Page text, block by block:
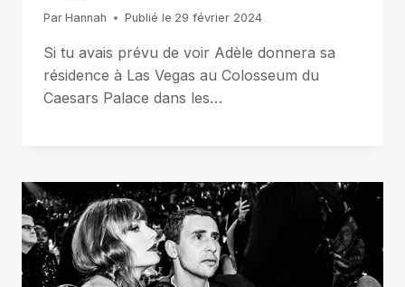
Par Hannah Publié le 29 février 2024
Si tu avais prévu de voir Adèle donnera sa
résidence à Las Vegas au Colosseum du
Caesars Palace dans les…